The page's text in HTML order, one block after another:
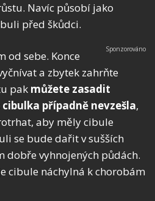
Navíc působí jako
před škůdci.
od sebe. Konce
a zbytek zahrňte
pak můžete zasadit
případně nevzešla,
aby měly cibule
se bude dařit v sušších
dobře vyhnojených půdách.
cibule náchylná k chorobám